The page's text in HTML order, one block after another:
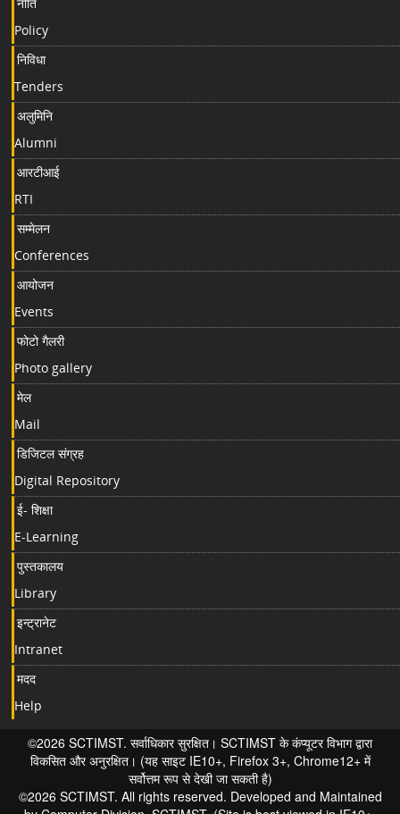
Policy
निविधा
Tenders
अलुमिनि
Alumni
आरटीआई
RTI
सम्मेलन
Conferences
आयोजन
Events
फोटो गैलरी
Photo gallery
मेल
Mail
डिजिटल संग्रह
Digital Repository
ई- शिक्षा
E-Learning
पुस्तकालय
Library
इन्ट्रानेट
Intranet
मदद
Help
©2026 SCTIMST. सर्वाधिकार सुरक्षित। SCTIMST के कंप्यूटर विभाग द्वारा
विकसित और अनुरक्षित। (यह साइट IE10+, Firefox 3+, Chrome12+ में
सर्वोत्तम रूप से देखी जा सकती है)
©2026 SCTIMST. All rights reserved. Developed and Maintained